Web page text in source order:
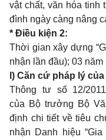
vật chất, văn hóa tinh
đình ngày càng nâng
* Điều kiện 2:
Thời gian xây dựng
nhận lần đầu); 03
l) Căn cứ pháp lý
Thông tư số 12/
của Bộ trưởng Bộ
định chi tiết về tiêu
nhận Danh hiệu “Gia